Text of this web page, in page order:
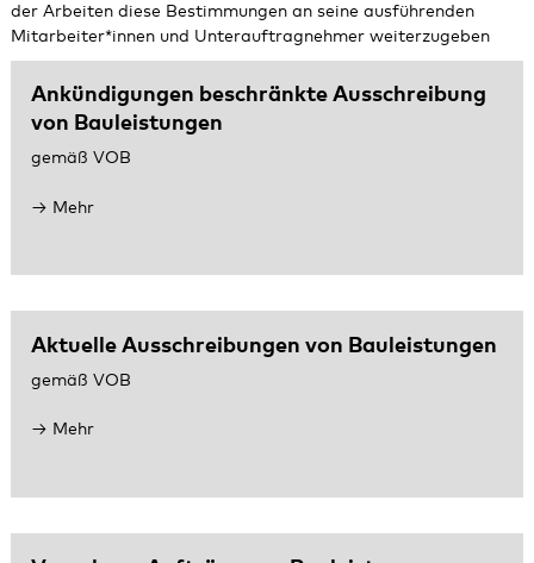
der Arbeiten diese Bestimmungen an seine ausführenden
Mitarbeiter*innen und Unterauftragnehmer weiterzugeben
Ankündigungen beschränkte Ausschreibung
von Bauleistungen
gemäß VOB
Mehr
Aktuelle Ausschreibungen von Bauleistungen
gemäß VOB
Mehr